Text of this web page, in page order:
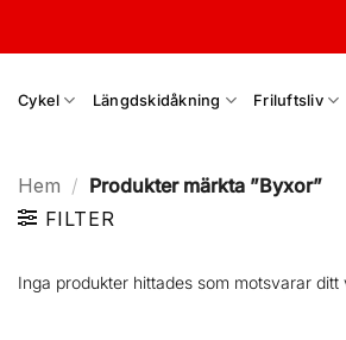
Cykel Längdskidåkning Friluftsliv
Hem / Produkter märkta ”Byxor”
FILTER
Inga produkter hittades som motsvarar ditt